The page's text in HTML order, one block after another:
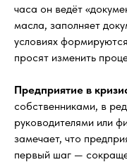
часа он ведёт
масла, заполняет
условиях
просят изменить
Предприятие в
собственниками, в
руководителями или
замечает, что
первый шаг —